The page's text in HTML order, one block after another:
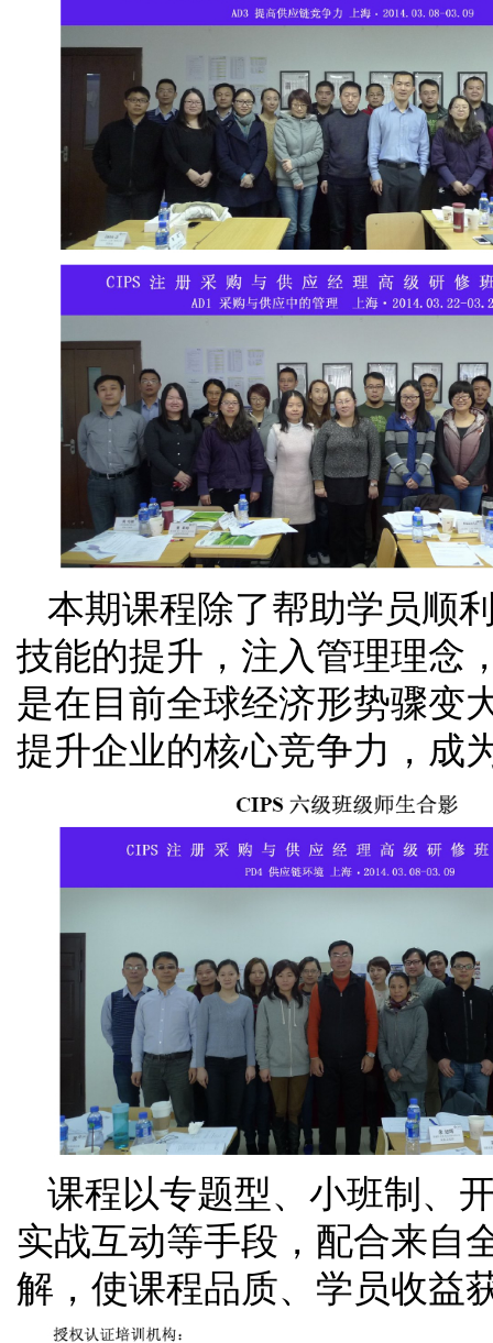
本期课程除了帮助学员顺
技能的提升，注入管理理念
是在目前全球经济形势骤变
提升企业的核心竞争力，成
课程以专题型、小班制、
实战互动等手段，配合来自
解，使课程品质、学员收益